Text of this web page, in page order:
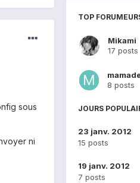
sous
ni
TOP
Mikami
17 posts
8 posts
JOURS
23 janv. 2012
15 posts
19 janv. 2012
7 posts